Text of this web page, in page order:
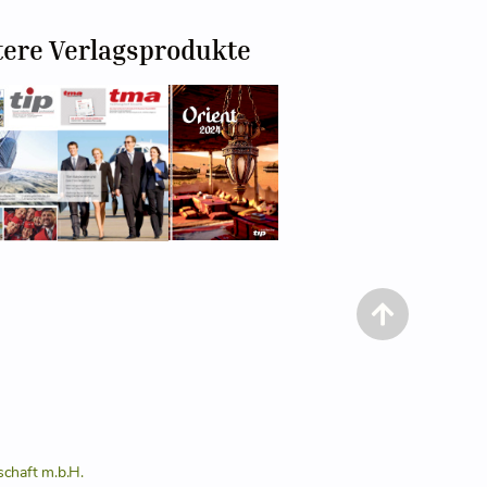
Verlagsprodukte
m.b.H.